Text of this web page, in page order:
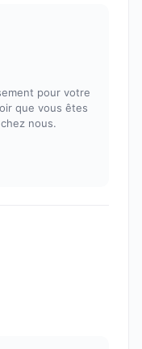
pour votre
que vous êtes
nous.